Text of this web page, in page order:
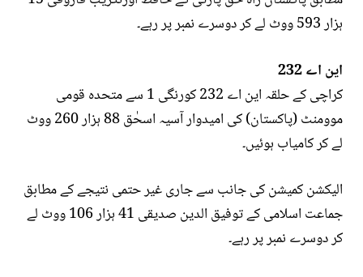
ہزار 593 ووٹ لے کر دوسرے نمبر پر رہے۔
این اے 232
کراچی کے حلقہ این اے 232 کورنگی 1 سے متحدہ قومی
موومنٹ (پاکستان) کی امیدوار آسیہ اسحٰق 88 ہزار 260 ووٹ
لے کر کامیاب ہوئیں۔
الیکشن کمیشن کی جانب سے جاری غیر حتمی نتیجے کے مطابق
جماعت اسلامی کے توفیق الدین صدیقی 41 ہزار 106 ووٹ لے
کر دوسرے نمبر پر رہے۔